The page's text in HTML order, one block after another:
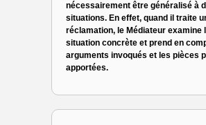
nécessairement être généralisé à
situations. En effet, quand il traite
réclamation, le Médiateur examine
situation concrète et prend en
arguments invoqués et les pièces
apportées.